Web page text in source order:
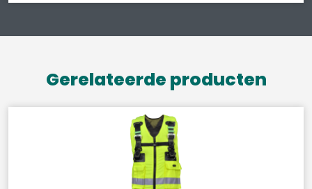
Gerelateerde producten